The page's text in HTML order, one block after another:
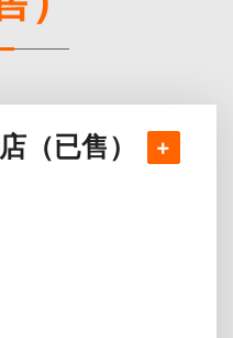
（已售）